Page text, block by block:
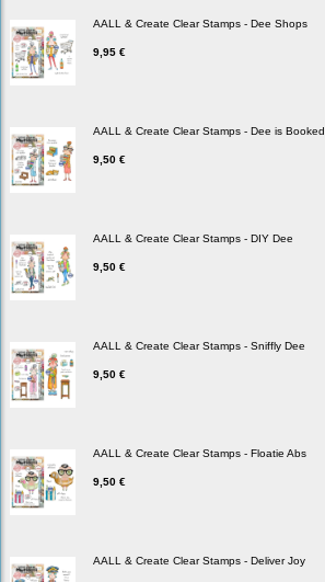
AALL & Create Clear Stamps - Dee Shops
9,95 €
AALL & Create Clear Stamps - Dee is Booked
9,50 €
AALL & Create Clear Stamps - DIY Dee
9,50 €
AALL & Create Clear Stamps - Sniffly Dee
9,50 €
AALL & Create Clear Stamps - Floatie Abs
9,50 €
AALL & Create Clear Stamps - Deliver Joy